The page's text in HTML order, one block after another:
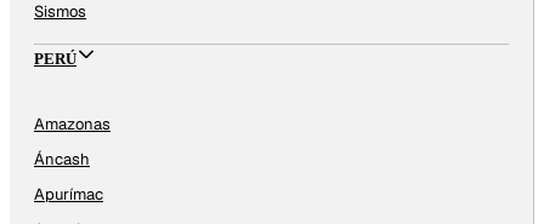
Sismos
PERÚ
Amazonas
Áncash
Apurímac